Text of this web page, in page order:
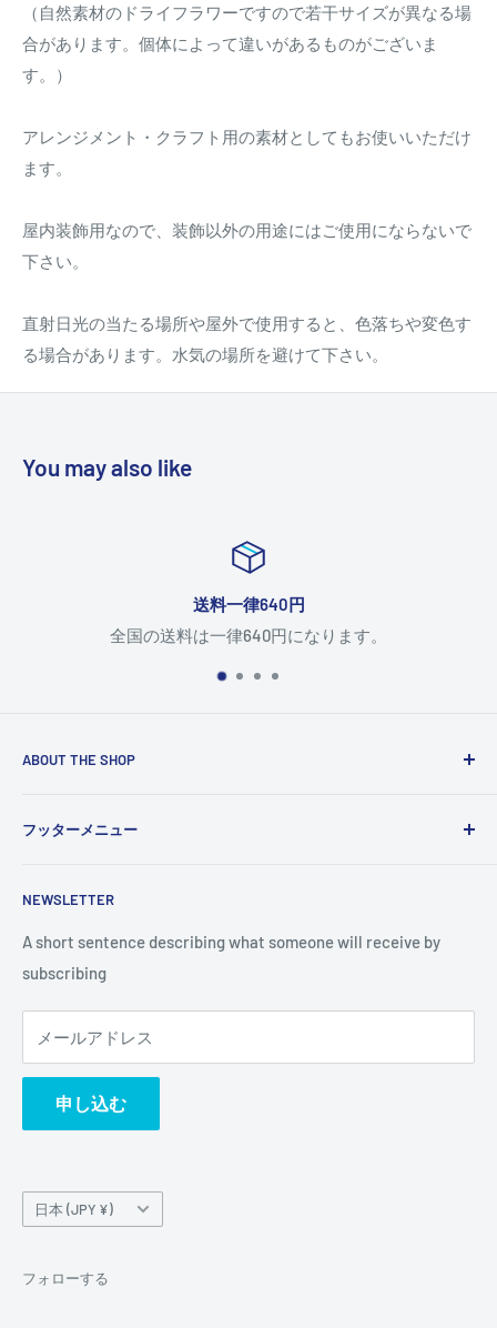
（自然素材のドライフラワーですので若干サイズが異なる場
合があります。個体によって違いがあるものがございま
す。）
アレンジメント・クラフト用の素材としてもお使いいただけ
ます。
屋内装飾用なので、装飾以外の用途にはご使用にならないで
下さい。
直射日光の当たる場所や屋外で使用すると、色落ちや変色す
る場合があります。水気の場所を避けて下さい。
You may also like
国の送料は一律640円になります。
ABOUT THE SHOP
and vision. You can change it in the theme settings.
フッターメニュー
NEWSLETTER
A short sentence describing what someone will receive by
subscribing
メールアドレス
申し込む
国/
地
日本 (JPY ¥)
フォローする